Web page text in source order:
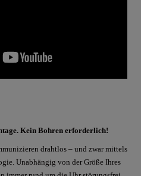
Kein Bohren erforderlich!
drahtlos – und zwar mittels
Unabhängig von der Größe Ihres